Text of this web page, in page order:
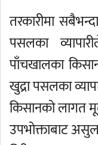
तरकारीमा
पसलका
पाँचखालका
खुद्रा पसलका
किसानको लागत
उपभोक्ताबाट